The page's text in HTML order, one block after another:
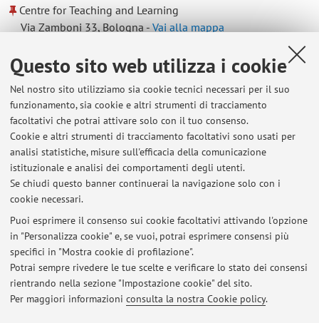
Questo sito web utilizza i cookie
Nel nostro sito utilizziamo sia cookie tecnici necessari per il suo
funzionamento, sia cookie e altri strumenti di tracciamento
facoltativi che potrai attivare solo con il tuo consenso.
Cookie e altri strumenti di tracciamento facoltativi sono usati per
analisi statistiche, misure sull'efficacia della comunicazione
istituzionale e analisi dei comportamenti degli utenti.
Se chiudi questo banner continuerai la navigazione solo con i
cookie necessari.
Puoi esprimere il consenso sui cookie facoltativi attivando l'opzione
in "Personalizza cookie" e, se vuoi, potrai esprimere consensi più
specifici in "Mostra cookie di profilazione".
Potrai sempre rivedere le tue scelte e verificare lo stato dei consensi
rientrando nella sezione "Impostazione cookie" del sito.
Per maggiori informazioni consulta la nostra Cookie policy.
Centre for Teaching and Learning
Via Zamboni 33, Bologna -Vai alla mappa
Dipartimento di Scienze Giuridiche
Via Zamboni 27/29, Bologna -Vai alla mappa
Risorse in rete
ORCID
Ultimi avvisi
Al momento non sono presenti avvisi.